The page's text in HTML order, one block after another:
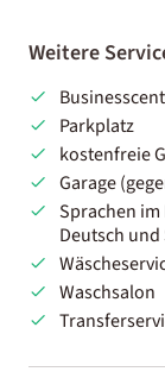
Weitere
Parkplatz
kostenfreie
Garage
Sprachen
Deutsch
Waschsalon